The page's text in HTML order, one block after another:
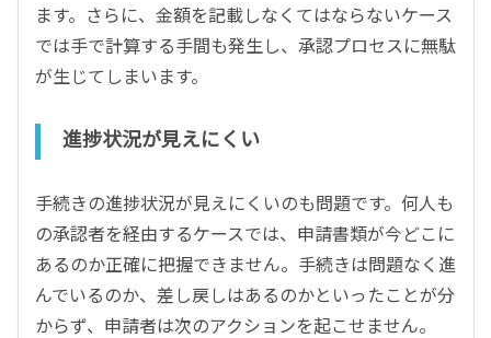
ます。さらに、金額を記載しなくてはならないケース
では手で計算する手間も発生し、承認プロセスに無駄
が生じてしまいます。
進捗状況が見えにくい
手続きの進捗状況が見えにくいのも問題です。何人も
の承認者を経由するケースでは、申請書類が今どこに
あるのか正確に把握できません。手続きは問題なく進
んでいるのか、差し戻しはあるのかといったことが分
からず、申請者は次のアクションを起こせません。